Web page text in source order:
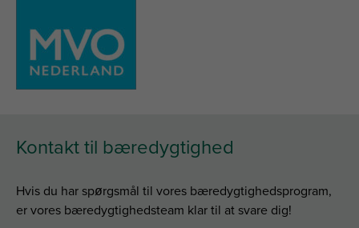
Kontakt til bæredygtighed
Hvis du har spørgsmål til vores bæredygtighedsprogram,
er vores bæredygtighedsteam klar til at svare dig!